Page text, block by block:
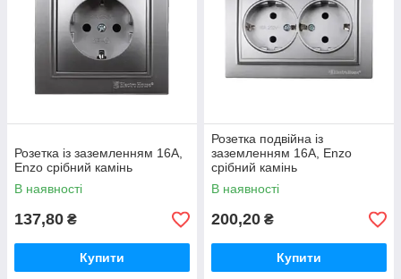
Розетка із заземленням 16А,
Enzo срібний камінь
В наявності
137,80 ₴
Купити
Розетка подвійна із
заземленням 16А, Enzo
срібний камінь
В наявності
200,20 ₴
Купити